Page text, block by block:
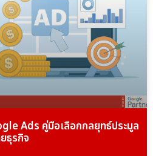
Ads คู่มือเลือกกลยุทธ์ประมูล
ธุรกิจ